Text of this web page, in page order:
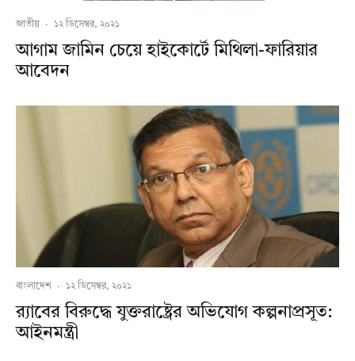
জাতীয় · ১২ ডিসেম্বর, ২০২১
আগাম জামিন চেয়ে হাইকোর্টে মিথিলা-ফারিয়ার
আবেদন
বাংলাদেশ · ১২ ডিসেম্বর, ২০২১
র‍্যাবের বিরুদ্ধে যুক্তরাষ্ট্রের অভিযোগ কল্পনাপ্রসূত:
আইনমন্ত্রী